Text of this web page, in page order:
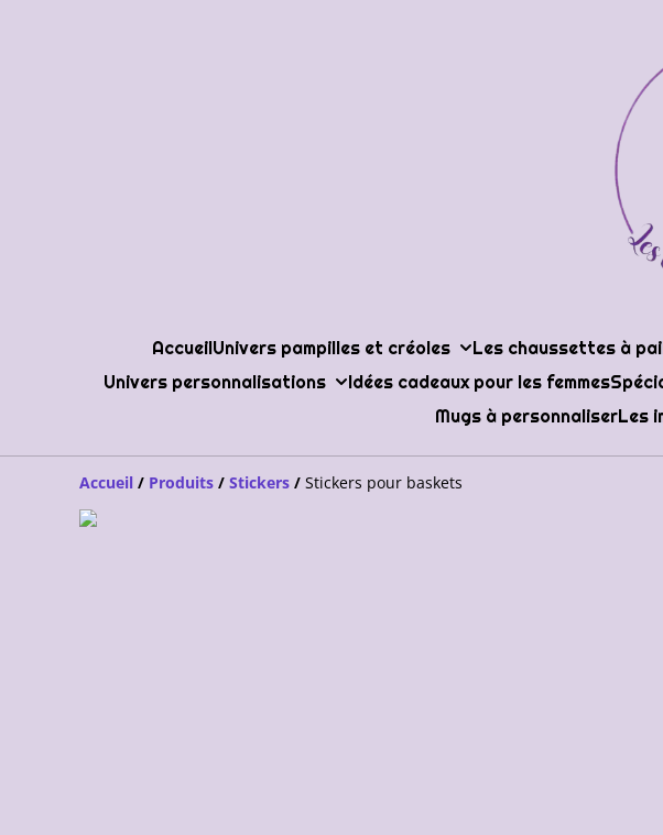
AccueilUnivers pampilles et créoles Les chaussettes à
Univers personnalisations
Idées cadeaux pour les femmes
Mugs à personnaliserLes
Accueil / Produits / Stickers / Stickers pour baskets